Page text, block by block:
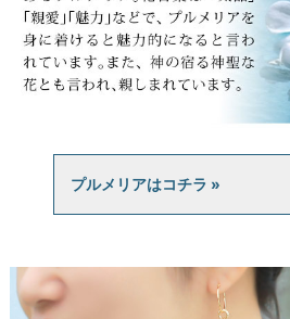
プルメリアはコチラ »